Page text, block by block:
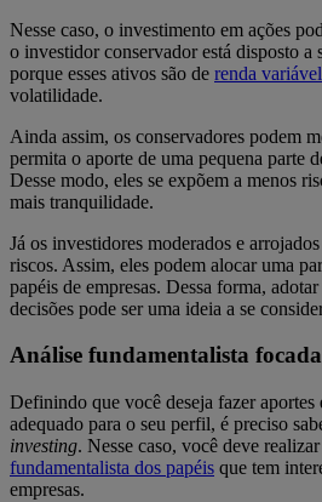
Nesse caso, o investimento em ações
o investidor conservador está disposto a
porque esses ativos são de renda variável
volatilidade.
Ainda assim, os conservadores podem
permita o aporte de uma pequena parte
Desse modo, eles se expõem a menos
mais tranquilidade.
Já os investidores moderados e
riscos. Assim, eles podem alocar uma
papéis de empresas. Dessa forma,
decisões pode ser uma ideia a se
Análise fundamentalista
Definindo que você deseja fazer aportes
adequado para o seu perfil, é preciso
investing. Nesse caso, você deve
fundamentalista dos papéis que tem
empresas.